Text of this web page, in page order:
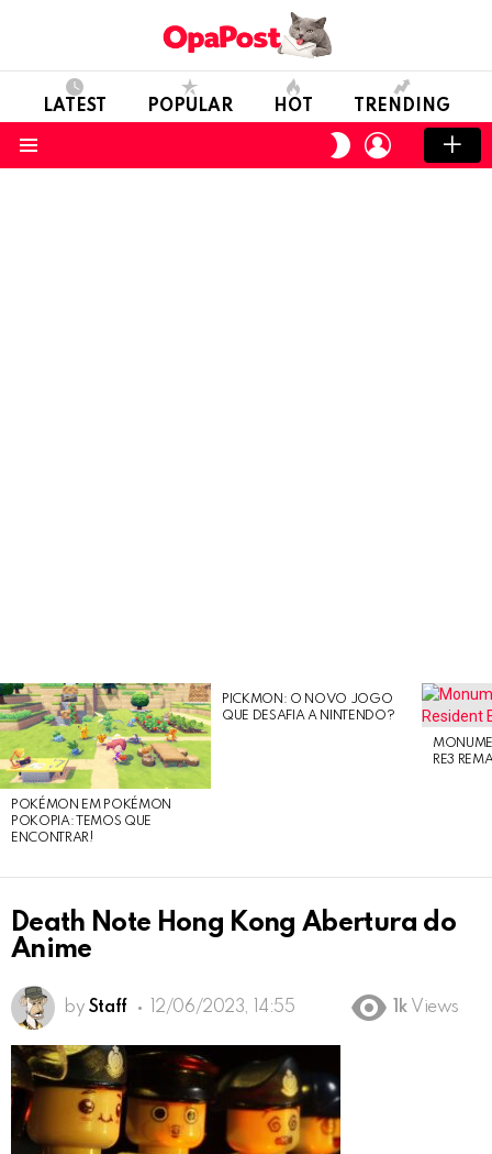
LATEST POPULAR HOT TRENDING
SWITCH
SKIN
LOGIN
LATEST
STORIES
POKÉMON EM POKÉMON
POKOPIA: TEMOS QUE
ENCONTRAR!
PICKMON: O NOVO JOGO
QUE DESAFIA A NINTENDO?
RE3
Death Note Hong Kong Abertura do
Anime
by Staff 12/06/2023, 14:55 1k Views